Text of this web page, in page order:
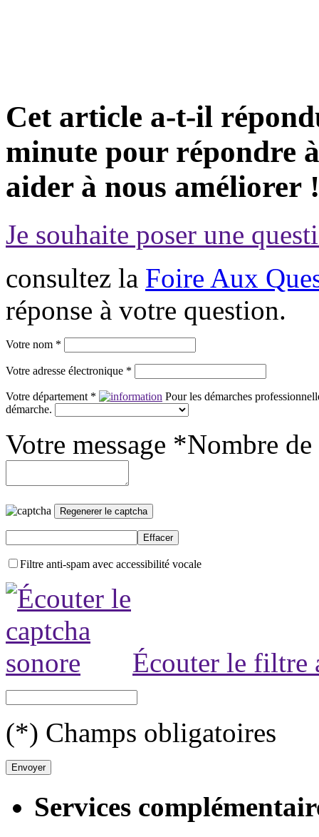
Cet article a-t-il
minute pour répondre
aider à nous améliorer !
Je souhaite poser une
consultez la Foire Aux
réponse à votre question.
Votre nom *
Votre adresse électronique *
Votre département *
Pour les démarches
démarche.
Votre message *Nombre
Filtre anti-spam avec accessibilité vocale
Écouter le filtre
(*) Champs obligatoires
Services